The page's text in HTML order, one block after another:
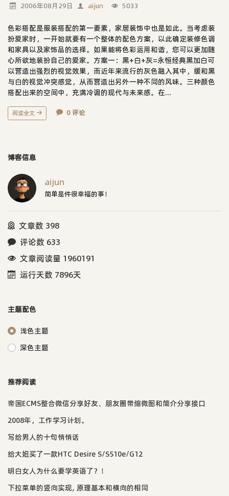
2006年08月29日 aijun 5033
色彩搭配是服装搭配的第一要素，家居装饰中也是如此。当考虑装
扮爱家时，一开始就要有一个整体的配色方案，以此确定装修色调
和家具以及家饰品的选择。如果能将色彩运用和谐，您可以更加随
心所欲地装扮自己的爱家。方案一：黑+白+灰=永恒经典黑加白可
以营造出强烈的视觉效果，而近年来流行的灰色融入其中，缓和黑
与白的视觉冲突感觉，从而营造出另外一种不同的风味。三种颜色
搭配出来的空间中，充满冷调的现代与未来感。在...
阅读全文 0 评论
博客信息
aijun
简单是件很幸福的事！
文章数 398
评论数 633
文章阅读量 1960191
运行天数 7896天
主题配色
浅色主题
深色主题
推荐阅读
帝国ECMS整合微信分享好友、朋友圈带缩微图和简介分享接口
2008年，工作学习计划。
写给男人的十句悄悄话
给大妞买了一款HTC Desire S/S510e/G12
明白女人为什么要学英语了？！
下拉菜单的竖向实现, 原理基本和横向的相同